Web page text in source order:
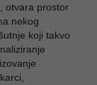
otvara prostor
nekog
koji takvo